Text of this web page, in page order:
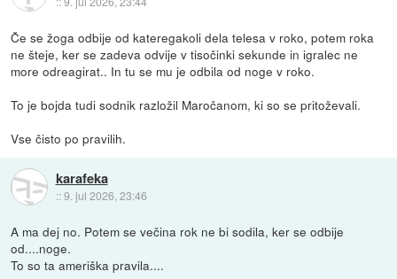
Če se žoga odbije od kateregakoli dela telesa v roko, potem roka
ne šteje, ker se zadeva odvije v tisočinki sekunde in igralec ne
more odreagirat.. In tu se mu je odbila od noge v roko.
To je bojda tudi sodnik razložil Maročanom, ki so se pritoževali.
Vse čisto po pravilih.
karafeka
::9. jul 2026, 23:46
A ma dej no. Potem se večina rok ne bi sodila, ker se odbije
od....noge.
To so ta ameriška pravila....